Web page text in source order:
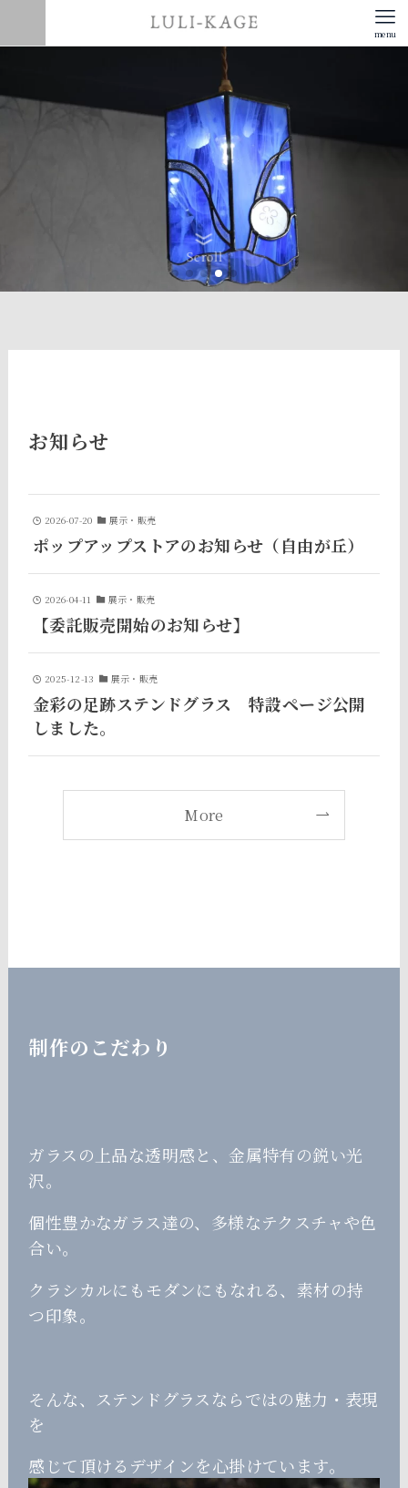
menu
Scroll
お知らせ
2026-07-20 展示・販売
ポップアップストアのお知らせ（自由が丘）
2026-04-11 展示・販売
【委託販売開始のお知らせ】
2025-12-13 展示・販売
金彩の足跡ステンドグラス 特設ページ公開
しました。
More
制作のこだわり
ガラスの上品な透明感と、金属特有の鋭い光
沢。
個性豊かなガラス達の、多様なテクスチャや色
合い。
クラシカルにもモダンにもなれる、素材の持
つ印象。
そんな、ステンドグラスならではの魅力・表現
を
感じて頂けるデザインを心掛けています。